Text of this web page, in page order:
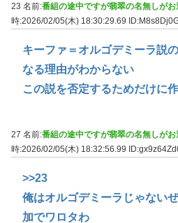
23 名前:番組の途中ですが翡翠の名無しが
時:2026/02/05(木) 18:30:29.69
キーファ＝オルゴデミーラ説
なる理由がわからない
この説を否定するためだけに
27 名前:番組の途中ですが翡翠の名無しが
時:2026/02/05(木) 18:32:56.99
>>23
俺はオルゴデミーラじゃない
加でワロタわ